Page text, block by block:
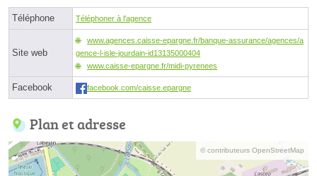
Téléphone Téléphoner à l'agence
Site web
www.agences.caisse-epargne.fr/banque-assurance/agences/a
gence-l-isle-jourdain-id13135000404
www.caisse-epargne.fr/midi-pyrenees
Facebook facebook.com/caisse.epargne
Plan et adresse
© contributeurs OpenStreetMap